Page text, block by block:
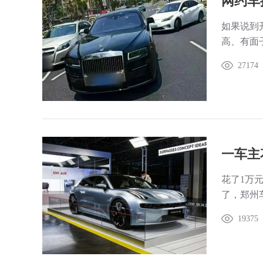
如果说到
高、有面
27174
花了1万
了，郑州
19375